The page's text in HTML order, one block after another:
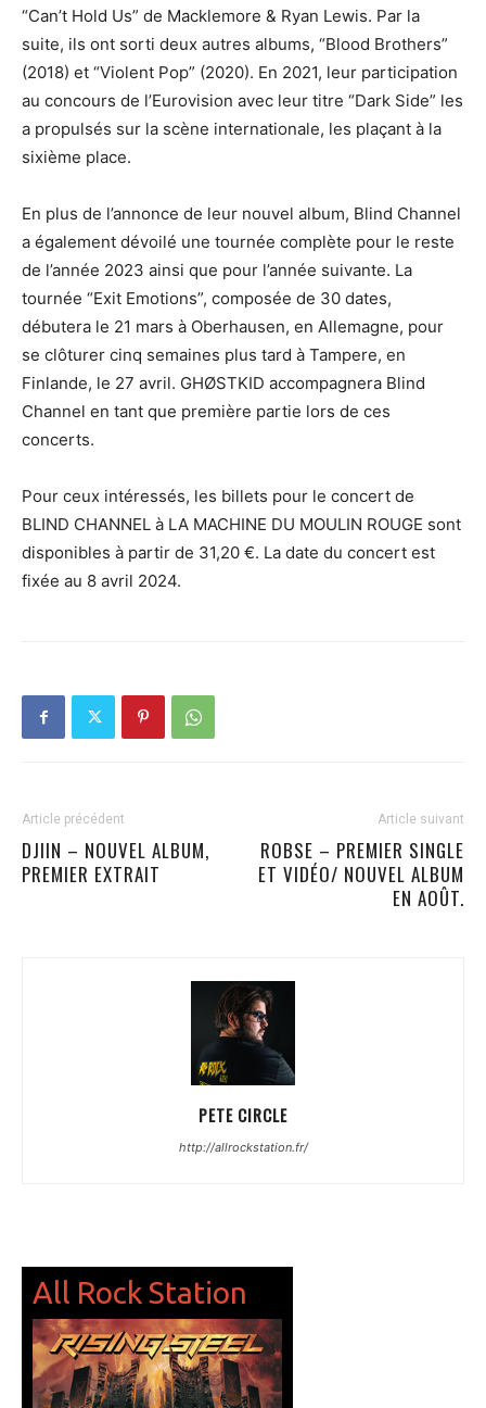
“Can’t Hold Us” de Macklemore & Ryan Lewis. Par la
suite, ils ont sorti deux autres albums, “Blood Brothers”
(2018) et “Violent Pop” (2020). En 2021, leur participation
au concours de l’Eurovision avec leur titre “Dark Side” les
a propulsés sur la scène internationale, les plaçant à la
sixième place.
En plus de l’annonce de leur nouvel album, Blind Channel
a également dévoilé une tournée complète pour le reste
de l’année 2023 ainsi que pour l’année suivante. La
tournée “Exit Emotions”, composée de 30 dates,
débutera le 21 mars à Oberhausen, en Allemagne, pour
se clôturer cinq semaines plus tard à Tampere, en
Finlande, le 27 avril. GHØSTKID accompagnera Blind
Channel en tant que première partie lors de ces
concerts.
Pour ceux intéressés, les billets pour le concert de
BLIND CHANNEL à LA MACHINE DU MOULIN ROUGE sont
disponibles à partir de 31,20 €. La date du concert est
fixée au 8 avril 2024.
Article précédent
DJIIN – NOUVEL ALBUM,
PREMIER EXTRAIT
Article suivant
ROBSE – PREMIER SINGLE
ET VIDÉO/ NOUVEL ALBUM
EN AOÛT.
PETE CIRCLE
http://allrockstation.fr/